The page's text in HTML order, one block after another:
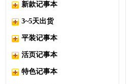
新款记事本
3~5天出货
平装记事本
活页记事本
特色记事本